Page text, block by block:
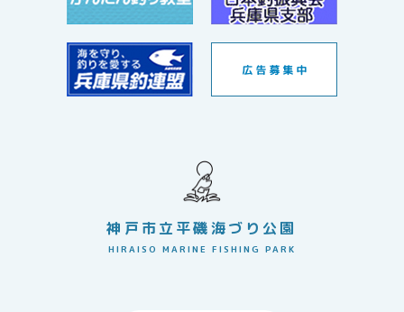
神戸市立平磯海づり公園
HIRAISO MARINE FISHING PARK